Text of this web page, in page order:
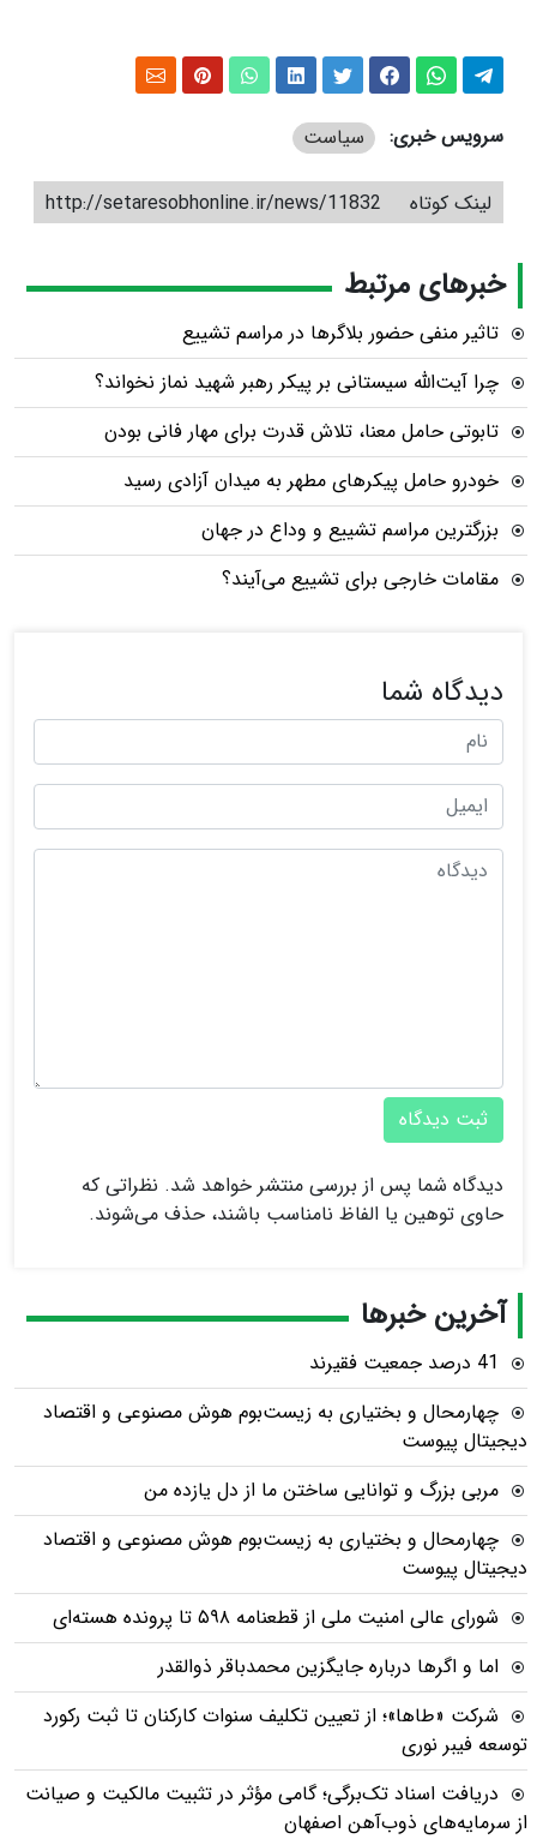
سرویس خبری: سیاست
لینک کوتاه http://setaresobhonline.ir/news/11832
خبرهای مرتبط
تاثیر منفی حضور بلاگرها در مراسم تشییع
چرا آیت‌الله سیستانی بر پیکر رهبر شهید نماز نخواند؟
تابوتی حامل معنا، تلاش قدرت برای مهار فانی بودن
خودرو حامل پیکرهای مطهر به میدان آزادی رسید
بزرگترین مراسم تشییع و وداع در جهان
مقامات خارجی برای تشییع می‌آیند؟
دیدگاه شما
ثبت دیدگاه
دیدگاه شما پس از بررسی منتشر خواهد شد. نظراتی که
حاوی توهین یا الفاظ نامناسب باشند، حذف می‌شوند.
آخرین خبرها
41 درصد جمعیت فقیرند
چهارمحال و بختیاری به زیست‌بوم هوش مصنوعی و اقتصاد
دیجیتال پیوست
مربی بزرگ و توانایی ساختن ما از دل یازده من
چهارمحال و بختیاری به زیست‌بوم هوش مصنوعی و اقتصاد
دیجیتال پیوست
شورای عالی امنیت ملی از قطعنامه ۵۹۸ تا پرونده هسته‌ای
اما و اگرها درباره جایگزین محمدباقر ذوالقدر
شرکت «طاها»؛ از تعیین تکلیف سنوات کارکنان تا ثبت رکورد
توسعه فیبر نوری
دریافت اسناد تک‌برگی؛ گامی مؤثر در تثبیت مالکیت و صیانت
از سرمایه‌های ذوب‌آهن اصفهان